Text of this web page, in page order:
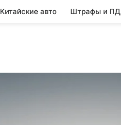
Китайские авто Штрафы и